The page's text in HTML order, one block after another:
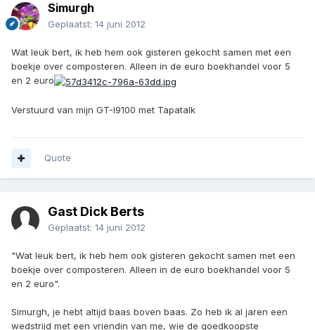
Simurgh
Geplaatst: 14 juni 2012
Wat leuk bert, ik heb hem ook gisteren gekocht samen met een
boekje over composteren. Alleen in de euro boekhandel voor 5
en 2 euro
Verstuurd van mijn GT-I9100 met Tapatalk
Quote
Gast Dick Berts
Geplaatst: 14 juni 2012
"Wat leuk bert, ik heb hem ook gisteren gekocht samen met een
boekje over composteren. Alleen in de euro boekhandel voor 5
en 2 euro".
Simurgh, je hebt altijd baas boven baas. Zo heb ik al jaren een
wedstrijd met een vriendin van me, wie de goedkoopste